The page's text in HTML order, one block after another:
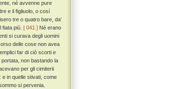
né avvenne pure
e il figliuolo, o cosí
tre o quatro bare, da'
piú. [ 041 ] Né erano
si curava degli uomini
delle cose non avea
far di ciò scorti e
non bastando la
per gli cimiterii
e in quelle stivati, come
si pervenia.